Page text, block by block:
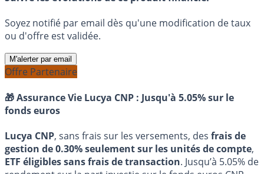
Soyez notifié par email dès qu'une modification de taux
ou d'offre est validée.
M'alerter par email
Offre Partenaire
🎁 Assurance Vie Lucya CNP : Jusqu'à 5.05% sur le
fonds euros
Lucya CNP, sans frais sur les versements, des frais de
gestion de 0.30% seulement sur les unités de compte,
ETF éligibles sans frais de transaction. Jusqu’à 5.05% de